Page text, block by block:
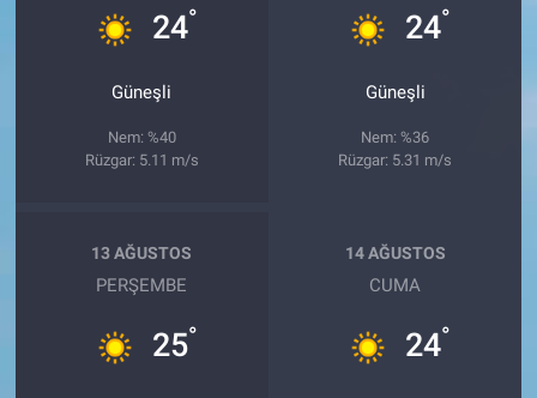
24°
Güneşli
Nem: %40
Rüzgar: 5.11 m/s
24°
Güneşli
Nem: %36
Rüzgar: 5.31 m/s
13 AĞUSTOS
PERŞEMBE
25°
14 AĞUSTOS
CUMA
24°